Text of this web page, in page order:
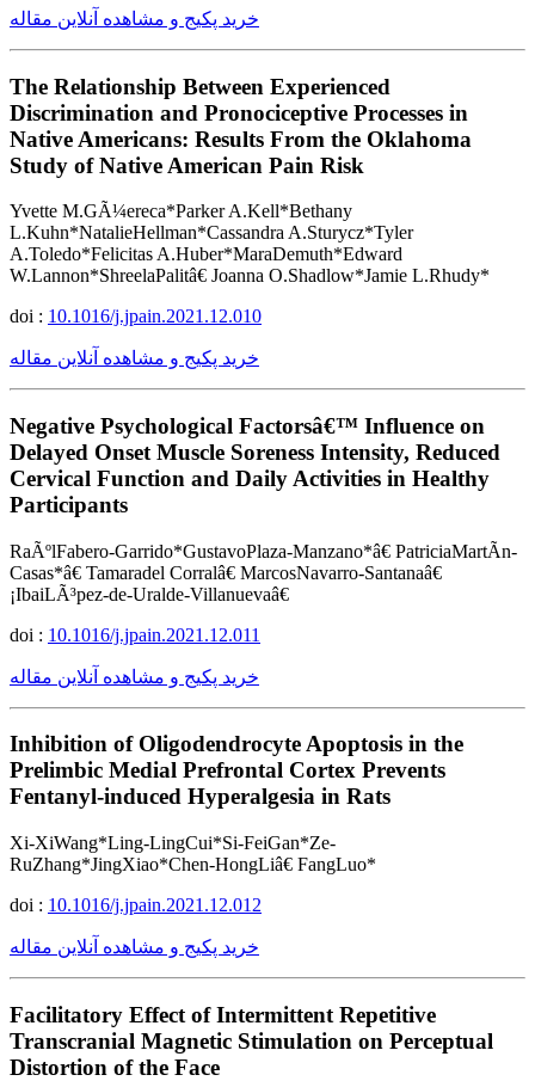
خرید پکیج و مشاهده آنلاین مقاله
The Relationship Between Experienced
Discrimination and Pronociceptive Processes in
Native Americans: Results From the Oklahoma
Study of Native American Pain Risk
Yvette M.GÃ¼ereca*Parker A.Kell*Bethany
L.Kuhn*NatalieHellman*Cassandra A.Sturycz*Tyler
A.Toledo*Felicitas A.Huber*MaraDemuth*Edward
W.Lannon*ShreelaPalitâ€ Joanna O.Shadlow*Jamie L.Rhudy*
doi : 10.1016/j.jpain.2021.12.010
خرید پکیج و مشاهده آنلاین مقاله
Negative Psychological Factorsâ€™ Influence on
Delayed Onset Muscle Soreness Intensity, Reduced
Cervical Function and Daily Activities in Healthy
Participants
RaÃºlFabero-Garrido*GustavoPlaza-Manzano*â€ PatriciaMartÃ­n-
Casas*â€ Tamaradel Corralâ€ MarcosNavarro-Santanaâ€
¡IbaiLÃ³pez-de-Uralde-Villanuevaâ€
doi : 10.1016/j.jpain.2021.12.011
خرید پکیج و مشاهده آنلاین مقاله
Inhibition of Oligodendrocyte Apoptosis in the
Prelimbic Medial Prefrontal Cortex Prevents
Fentanyl-induced Hyperalgesia in Rats
Xi-XiWang*Ling-LingCui*Si-FeiGan*Ze-
RuZhang*JingXiao*Chen-HongLiâ€ FangLuo*
doi : 10.1016/j.jpain.2021.12.012
خرید پکیج و مشاهده آنلاین مقاله
Facilitatory Effect of Intermittent Repetitive
Transcranial Magnetic Stimulation on Perceptual
Distortion of the Face